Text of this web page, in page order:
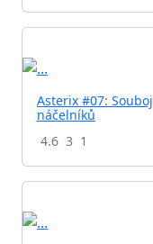
Asterix #07: Souboj
náčelníků
4.6 3 1